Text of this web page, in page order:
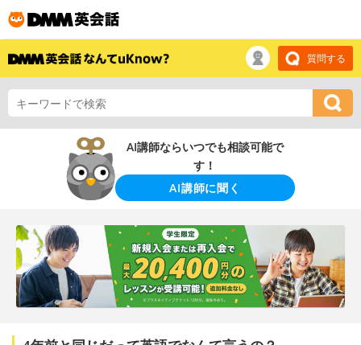
質問する
AI講師ならいつでも相談可能で
す！
AI講師に聞く